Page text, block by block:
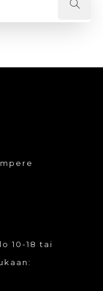
10-18 tai